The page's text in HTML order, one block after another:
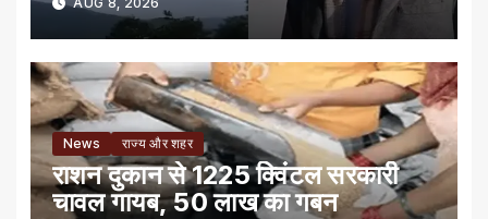
News राज्य और शहर
राशन दुकान से 1225 क्विंटल सरकारी
चावल गायब, 50 लाख का गबन